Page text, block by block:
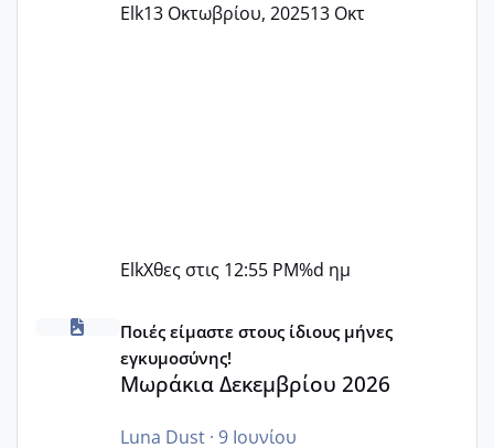
Elk13 Οκτωβρίου, 202513 Οκτ
ElkΧθες στις 12:55 PM%d ημ
Μωράκια Δεκεμβρίου 2026
Ποιές είμαστε στους ίδιους μήνες
εγκυμοσύνης!
Μωράκια Δεκεμβρίου 2026
Luna Dust· 9 Ιουνίου